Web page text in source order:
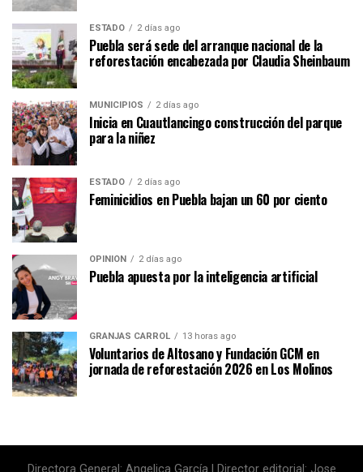
ESTADO 2 días ago
Puebla será sede del arranque nacional de la
reforestación encabezada por Claudia Sheinbaum
MUNICIPIOS 2 días ago
Inicia en Cuautlancingo construcción del parque
para la niñez
ESTADO 2 días ago
Feminicidios en Puebla bajan un 60 por ciento
OPINIÓN 2 días ago
Puebla apuesta por la inteligencia artificial
GRANJAS CARROL 13 horas ago
Voluntarios de Altosano y Fundación GCM en
jornada de reforestación 2026 en Los Molinos
Directora General: Angelica García | Director editorial: Jose